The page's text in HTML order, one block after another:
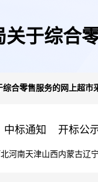
关于综合
综合零售服务的网上超市
中标通知 开标公
河南天津山西内蒙古辽宁